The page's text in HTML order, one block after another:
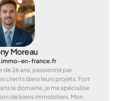
Moreau
en-france.fr
de 26 ans, passionné par
clients dans leurs projets. Fort
le domaine, je me spécialise
de biens immobiliers. Mon